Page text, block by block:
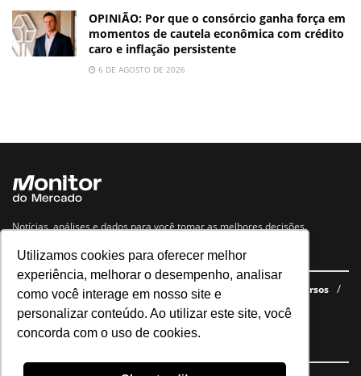
Utilizamos cookies para oferecer melhor
experiência, melhorar o desempenho, analisar
como você interage em nosso site e
personalizar conteúdo. Ao utilizar este site, você
concorda com o uso de cookies.
OPINIÃO: Por que o consórcio ganha força em
momentos de cautela econômica com crédito
caro e inflação persistente
6 DE AGOSTO DE 2026
Notícias, análises e dados para você tomar as melhores decisões.
Navegue no site
Últimas notícias Quem somos E-books gratuitos
Cursos
Política de privacidade